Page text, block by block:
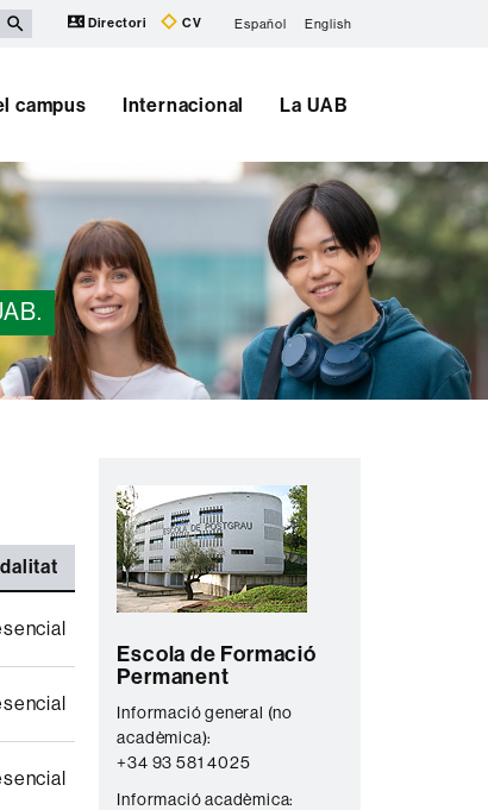
Directori CV Español English
campus Internacional La UAB
complementària
C
o
n
t
c
t
e
Escola de Formació
Permanent
Informació general (no
acadèmica):
+34 93 581 4025
Informació acadèmica: